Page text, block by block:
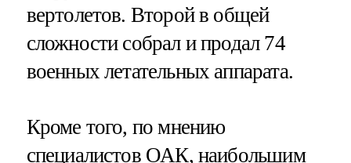
вертолетов. Второй в общей
сложности собрал и продал 74
военных летательных аппарата.
Кроме того, по мнению
специалистов ОАК, наибольшим